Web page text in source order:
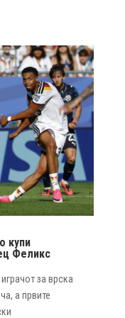
купи
Феликс
за врска
а првите